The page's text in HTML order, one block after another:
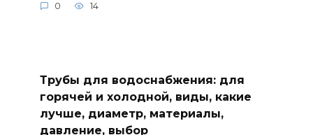
0 14
Трубы для водоснабжения: для
горячей и холодной, виды, какие
лучше, диаметр, материалы,
давление, выбор